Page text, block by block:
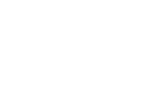
Synbiotic 2000